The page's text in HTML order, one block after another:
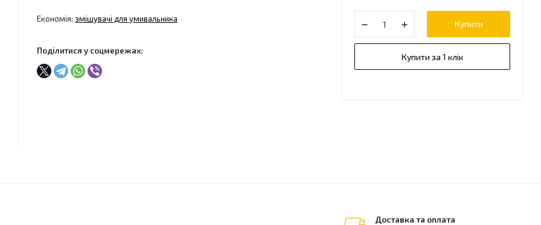
Економія: змішувачі для умивальника
Поділитися у соцмережах:
Купити
Купити за 1 клік
Доставка та оплата